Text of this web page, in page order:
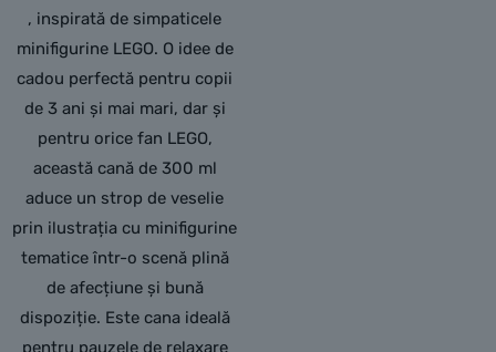
, inspirată de simpaticele
minifigurine LEGO. O idee de
cadou perfectă pentru copii
de 3 ani și mai mari, dar și
pentru orice fan LEGO,
această cană de 300 ml
aduce un strop de veselie
prin ilustrația cu minifigurine
tematice într-o scenă plină
de afecțiune și bună
dispoziție. Este cana ideală
pentru pauzele de relaxare